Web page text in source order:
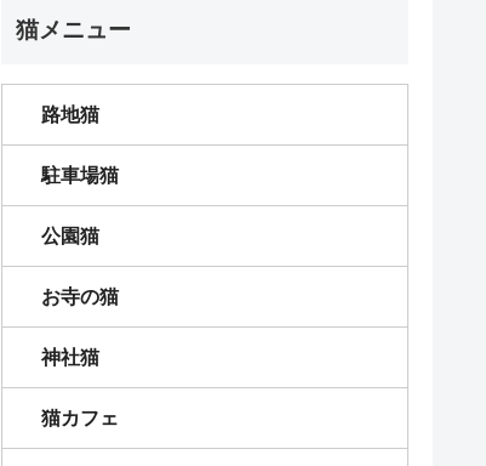
猫メニュー
路地猫
駐車場猫
公園猫
お寺の猫
神社猫
猫カフェ